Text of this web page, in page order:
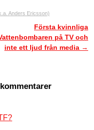
Anders Ericsson)
Första kvinnliga
på TV och
inte ett ljud från media →